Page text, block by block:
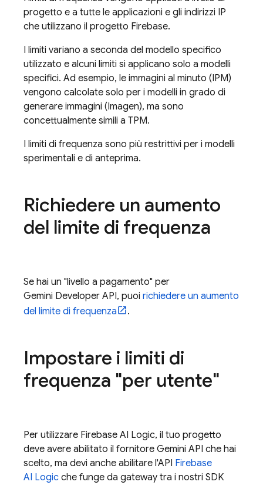
progetto e a tutte le applicazioni e gli indirizzi IP
che utilizzano il progetto Firebase.
I limiti variano a seconda del modello specifico
utilizzato e alcuni limiti si applicano solo a modelli
specifici. Ad esempio, le immagini al minuto (IPM)
vengono calcolate solo per i modelli in grado di
generare immagini (Imagen), ma sono
concettualmente simili a TPM.
I limiti di frequenza sono più restrittivi per i modelli
sperimentali e di anteprima.
Richiedere un aumento
del limite di frequenza
Se hai un "livello a pagamento" per
Gemini Developer API, puoi richiedere un aumento
del limite di frequenza
.
Impostare i limiti di
frequenza "per utente"
Per utilizzare Firebase AI Logic, il tuo progetto
deve avere abilitato il fornitore Gemini API che hai
scelto, ma devi anche abilitare l'API Firebase
AI Logic che funge da gateway tra i nostri SDK